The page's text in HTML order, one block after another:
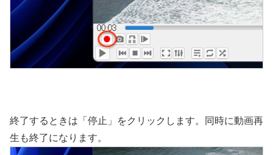
終了するときは「停止」をクリックします。同時に動画再
生も終了になります。